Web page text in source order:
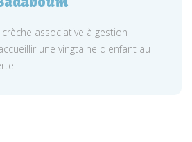
associative à gestion
une vingtaine d'enfant au